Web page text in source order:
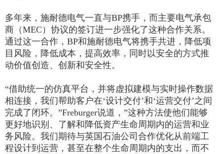
多年来，施耐德电气一直与BP携手，而主要电气承包
商（MEC）协议的签订进一步强化了这种合作关系。
通过这一合作，BP和施耐德电气将携手共进，降低项
目风险，降低成本，提高效率，同时以安全的方式推
动价值创造、创新和安全性。
“借助统一的仿真平台，并将虚拟建模与实时操作数据
相连接，我们帮助客户在‘设计交付’和‘运营交付’之间
完成了闭环。”Freburger说道，”这种方法使他们能够
更好地识别、了解和降低资产生命周期内的运营和业
务风险。我们期待与英国石油公司合作优化从前端工
程设计到运营，甚至在整个生命周期内的支出，而不